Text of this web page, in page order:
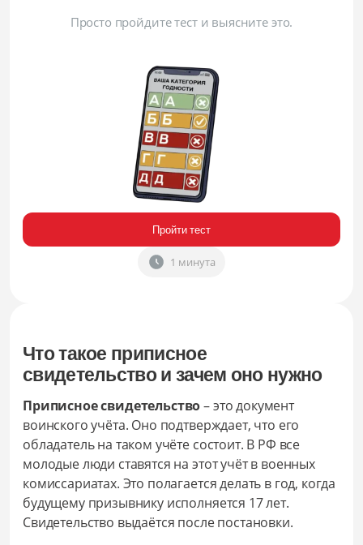
Просто пройдите тест и выясните это.
Пройти тест
1 минута
Что такое приписное
свидетельство и зачем оно нужно
Приписное свидетельство– это документ
воинского учёта. Оно подтверждает, что его
обладатель на таком учёте состоит. В РФ все
молодые люди ставятся на этот учёт в военных
комиссариатах. Это полагается делать в год, когда
будущему призывнику исполняется 17 лет.
Свидетельство выдаётся после постановки.